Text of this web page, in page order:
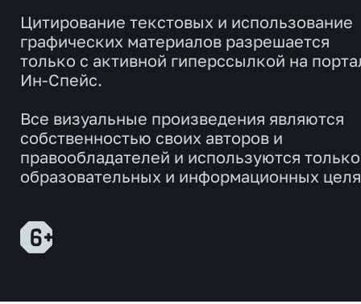
Цитирование текстовых и использование
графических материалов разрешается
только с активной гиперссылкой на
Ин-Спейс.
Все визуальные произведения являются
собственностью своих авторов и
правообладателей и используются
образовательных и информационных